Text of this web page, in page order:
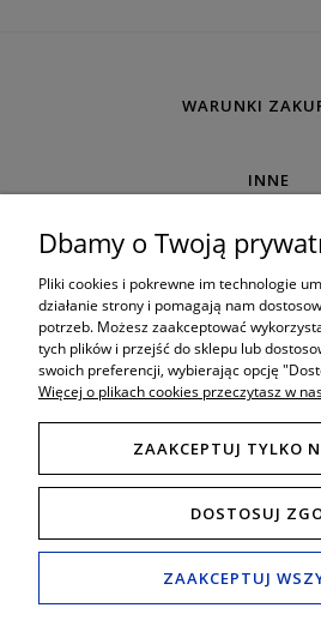
WARUNKI
INNE
MOJE KONTO
O SKLEPIE
Tel. mobil: 506 034 222,
Tel. Fax: (+48) 65
e-mail:
Salon i
Dbamy o Twoją
Pliki cookies i pokrewne im technologie
działanie strony i pomagają nam
potrzeb. Możesz zaakceptować
tych plików i przejść do sklepu lub
swoich preferencji, wybierając opcję
Więcej o plikach cookies przeczytasz w
ZAAKCEPTUJ TYLKO
DOSTOSUJ
ZAAKCEPTUJ